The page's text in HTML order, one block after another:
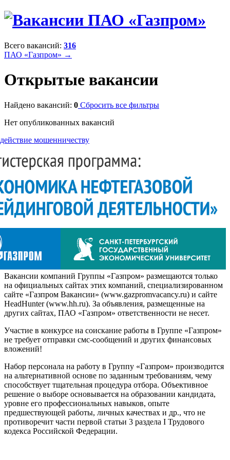
Всего вакансий: 316
ПАО «Газпром» →
Открытые вакансии
Найдено вакансий: 0 Сбросить все фильтры
Нет опубликованных вакансий
мошенничеству
Вакансии компаний Группы «Газпром» размещаются только
на официальных сайтах этих компаний, специализированном
сайте «Газпром Вакансии» (www.gazpromvacancy.ru) и сайте
HeadHunter (www.hh.ru). За объявления, размещенные на
других сайтах, ПАО «Газпром» ответственности не несет.
Участие в конкурсе на соискание работы в Группе «Газпром»
не требует отправки смс-сообщений и других финансовых
вложений!
Набор персонала на работу в Группу «Газпром» производится
на альтернативной основе по заданным требованиям, чему
способствует тщательная процедура отбора. Объективное
решение о выборе основывается на образовании кандидата,
уровне его профессиональных навыков, опыте
предшествующей работы, личных качествах и др., что не
противоречит части первой статьи 3 раздела I Трудового
кодекса Российской Федерации.